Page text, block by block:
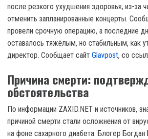
после резкого ухудшения здоровья, из-за
отменить запланированные концерты.
провели срочную операцию, а последние
оставалось тяжёлым, но стабильным, как
директор. Сообщает сайт Glavpost, со
Причина смерти:
обстоятельства
По информации ZAXID.NET и источников,
причиной смерти стали осложнения от
на фоне сахарного диабета. Блогер Богдан